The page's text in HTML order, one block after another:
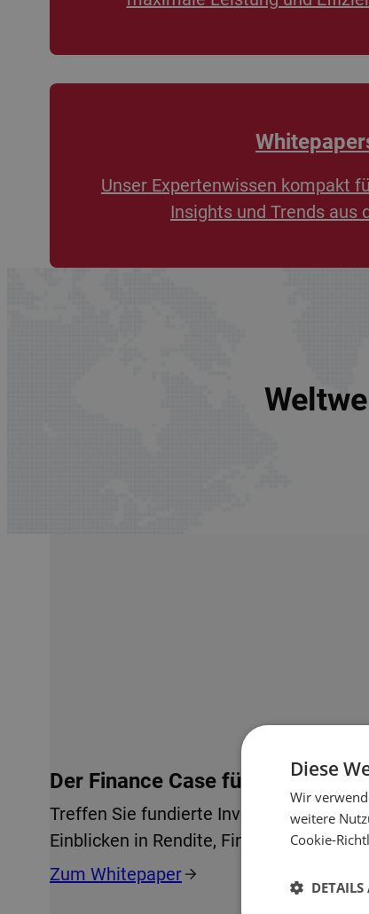
Unser Expertenwissen kompakt
Insights und Trends aus
Der Finance Case für
Treffen Sie fundierte
Einblicken in Rendite, Finanzierung und
Zum Whitepaper
Diese
Wir
weitere
Cookie-
DETAILS